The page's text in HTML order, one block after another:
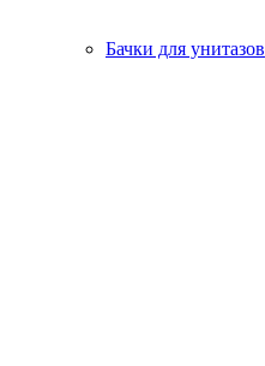
Бачки для унитазов